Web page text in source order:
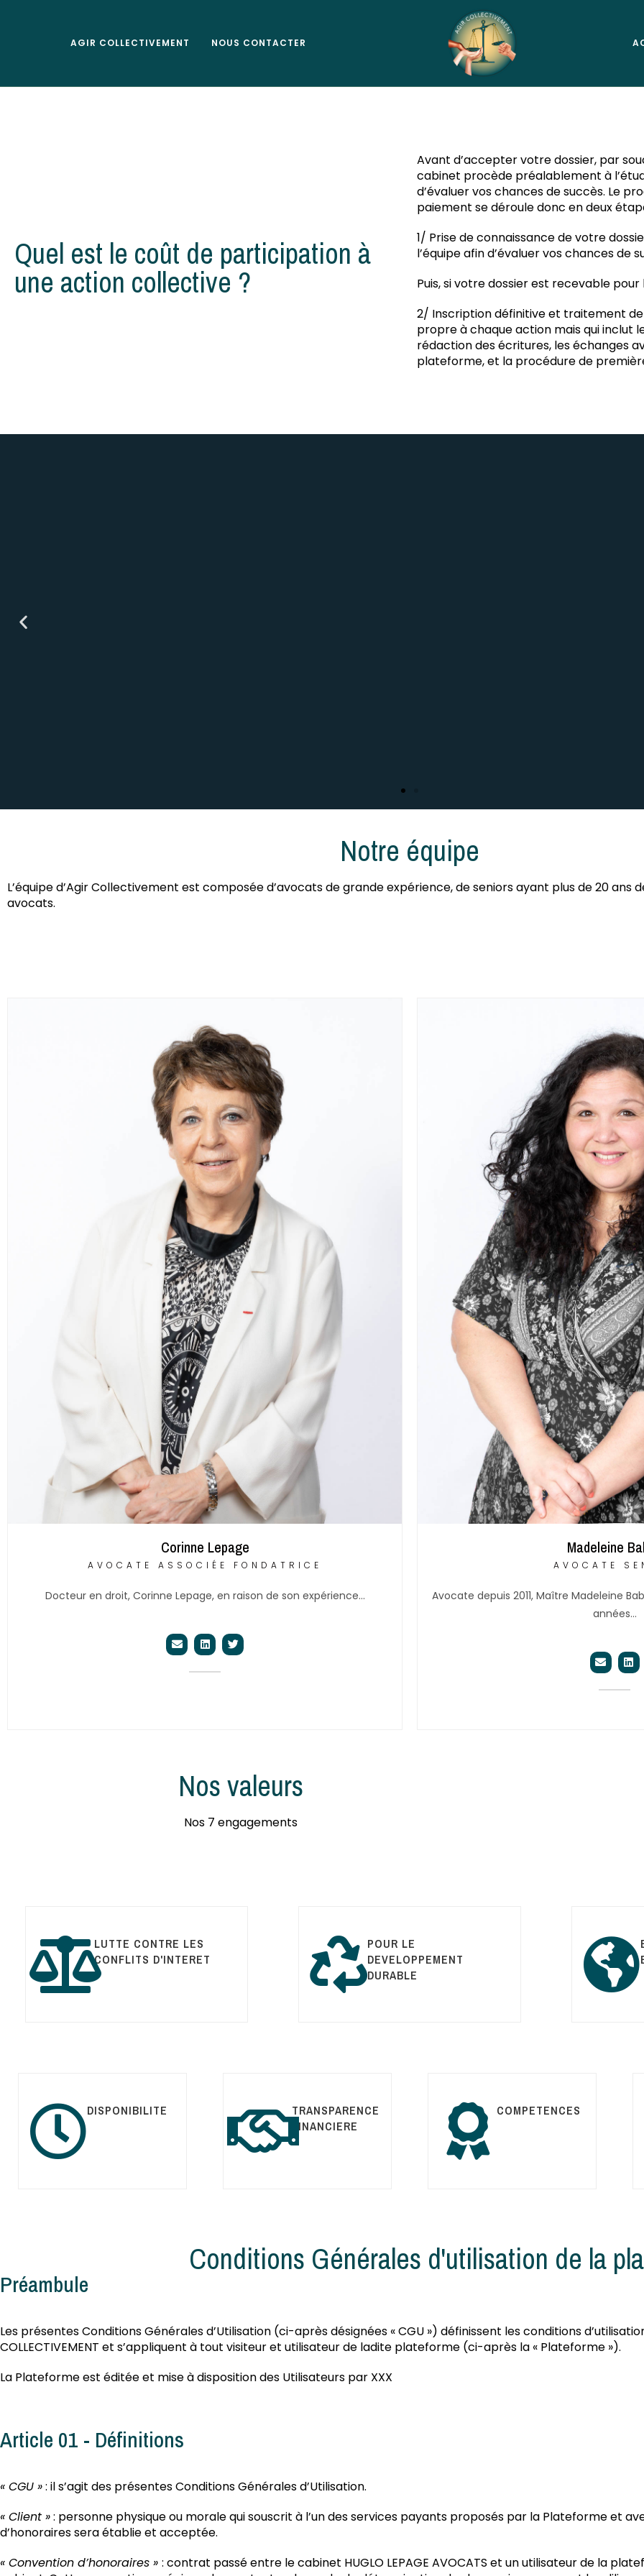
AGIR COLLECTIVEMENT NOUS CONTACTER
Quel est le coût de participation à
une action collective ?
Avant d’accepter votre dossier, par
cabinet procède préalablement à
d’évaluer vos chances de succès. Le
paiement se déroule donc en deux
1/ Prise de connaissance de votre
l’équipe afin d’évaluer vos chances de
Puis, si votre dossier est recevable pour
2/ Inscription définitive et traitement
propre à chaque action mais qui inclut
rédaction des écritures, les échanges
plateforme, et la procédure de
Victimes du bruit et de la pollution de
l’Aeroport de Beauvais
habitants font face à une aggravation durable et irrémédiable de ces
Notre équipe
L’équipe d’Agir Collectivement est composée d’avocats de grande expérience, de seniors ayant plus de 20 ans
avocats.
Corinne Lepage
AVOCATE ASSOCIÉE FONDATRICE
Docteur en droit, Corinne Lepage, en raison de son expérience…
Madeleine
AVOCATE
Avocate depuis 2011, Maître Madeleine
années…
Nos valeurs
Nos 7 engagements
LUTTE CONTRE LES
CONFLITS D'INTERET
POUR LE
DEVELOPPEMENT
DURABLE
DISPONIBILITE
TRANSPARENCE
FINANCIERE
COMPETENCES
Conditions Générales d'utilisation de la
Préambule
Les présentes Conditions Générales d’Utilisation (ci-après désignées « CGU ») définissent les conditions
COLLECTIVEMENT et s’appliquent à tout visiteur et utilisateur de ladite plateforme (ci-après la « Plateforme »).
La Plateforme est éditée et mise à disposition des Utilisateurs par XXX
Article 01 - Définitions
« CGU »: il s’agit des présentes Conditions Générales d’Utilisation.
« Client »: personne physique ou morale qui souscrit à l’un des services payants proposés par la Plateforme et
d’honoraires sera établie et acceptée.
« Convention d’honoraires » : contrat passé entre le cabinet HUGLO LEPAGE AVOCATS et un utilisateur de la